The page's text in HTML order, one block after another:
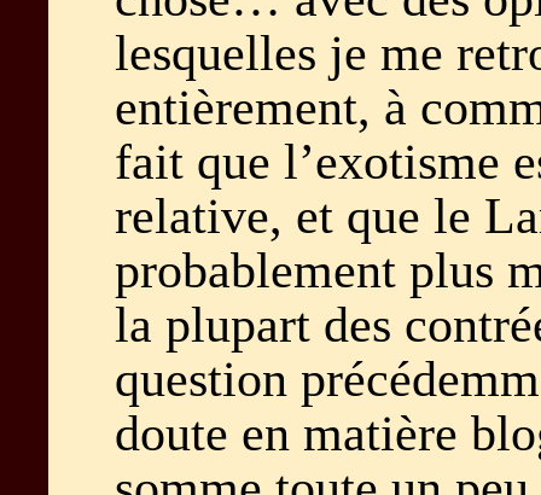
lesquelles je me
entièrement, à
fait que l’exotisme
relative, et que le
probablement plus
la plupart des
question
doute en matière